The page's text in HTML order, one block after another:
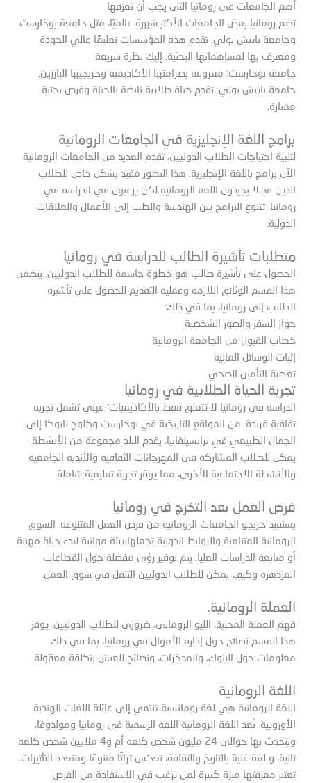
أهم الجامعات في رومانيا التي يجب أن تعرفها
تضم رومانيا بعض الجامعات الأكثر شهرة عالميًا، مثل جامعة بوخارست
وجامعة بابيش بولي. تقدم هذه المؤسسات تعليمًا عالي الجودة
ومعترف بها لمساهماتها البحثية. إليك نظرة سريعة:
جامعة بوخارست: معروفة بصرامتها الأكاديمية وخريجيها البارزين.
جامعة بابيش بولي: تقدم حياة طلابية نابضة بالحياة وفرص بحثية
ممتازة.
برامج اللغة الإنجليزية في الجامعات الرومانية
لتلبية احتياجات الطلاب الدوليين، تقدم العديد من الجامعات الرومانية
الآن برامج باللغة الإنجليزية. هذا التطور مفيد بشكل خاص للطلاب
الذين قد لا يجيدون اللغة الرومانية لكن يرغبون في الدراسة في
رومانيا. تتنوع البرامج بين الهندسة والطب إلى الأعمال والعلاقات
الدولية.
متطلبات تأشيرة الطالب للدراسة في رومانيا
الحصول على تأشيرة طالب هو خطوة حاسمة للطلاب الدوليين. يتضمن
هذا القسم الوثائق اللازمة وعملية التقديم للحصول على تأشيرة
الطالب إلى رومانيا، بما في ذلك:
جواز السفر والصور الشخصية
خطاب القبول من الجامعة الرومانية
إثبات الوسائل المالية
تغطية التأمين الصحي
تجربة الحياة الطلابية في رومانيا
الدراسة في رومانيا لا تتعلق فقط بالأكاديميات؛ فهي تشمل تجربة
ثقافية فريدة. من المواقع التاريخية في بوخارست وكلوج نابوكا إلى
الجمال الطبيعي في ترانسيلفانيا، يقدم البلد مجموعة من الأنشطة.
يمكن للطلاب المشاركة في المهرجانات الثقافية والأندية الجامعية
والأنشطة الاجتماعية الأخرى، مما يوفر تجربة تعليمية شاملة.
فرص العمل بعد التخرج في رومانيا
يستفيد خريجو الجامعات الرومانية من فرص العمل المتنوعة. السوق
الرومانية المتنامية والروابط الدولية تجعلها بيئة مواتية لبدء حياة مهنية
أو متابعة الدراسات العليا. يتم توفير رؤى مفصلة حول القطاعات
المزدهرة وكيف يمكن للطلاب الدوليين التنقل في سوق العمل.
العملة الرومانية.
فهم العملة المحلية، الليو الروماني، ضروري للطلاب الدوليين. يوفر
هذا القسم نصائح حول إدارة الأموال في رومانيا، بما في ذلك
معلومات حول البنوك، والمدخرات، ونصائح للعيش بتكلفة معقولة.
اللغة الرومانية
اللغة الرومانية هي لغة رومانسية تنتمي إلى عائلة اللغات الهندية
الأوروبية. تُعد اللغة الرومانية اللغة الرسمية في رومانيا ومولدوفا،
ويتحدث بها حوالي 24 مليون شخص كلغة أم و4 ملايين شخص كلغة
ثانية، و لغة غنية بالتاريخ والثقافة، تعكس تراثًا متنوعًا ومتعدد التأثيرات.
تعتبر معرفتها ميزة كبيرة لمن يرغب في الاستفادة من الفرص